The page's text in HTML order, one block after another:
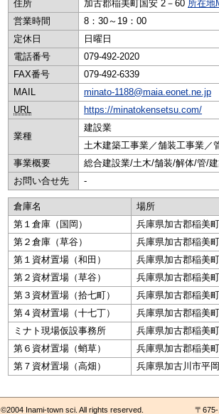
住所
加古郡稲美町国安 2－60 所在地
営業時間
8：30～19：00
定休日
日曜日
電話番号
079-492-2020
FAX番号
079-492-6339
MAIL
minato-1188@maia.eonet.ne.jp
URL
https://minatokensetsu.com/
業種
建設業
土木建築工事業／舗装工事業／
事業概要
総合建設業/土木/舗装/
お問い合せ先
-
倉庫名
場所
第１倉庫（国岡）
兵庫県加古郡稲美
第２倉庫（草谷）
兵庫県加古郡稲美
第１資材置場（和田）
兵庫県加古郡稲美
第２資材置場（草谷）
兵庫県加古郡稲美
第３資材置場（拾七町）
兵庫県加古郡稲美
第４資材置場（十七丁）
兵庫県加古郡稲美
ミナト現場仮設事務所
兵庫県加古郡稲美
第６資材置場（蛸草）
兵庫県加古郡稲美
第７資材置場（高畑）
兵庫県加古川市平
〒
©2004 Inami-town sci. All rights reserved.